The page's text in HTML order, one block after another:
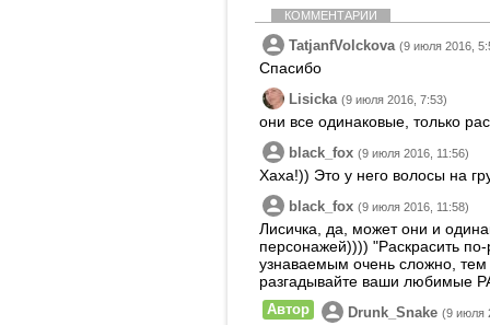
КОММЕНТАРИИ
TatjanfVolckova (9 июля 2016,
Спасибо
Lisicka (9 июля 2016, 7:53)
они все одинаковые, только
black_fox (9 июля 2016, 11:56)
Хаха!)) Это у него волосы на
black_fox (9 июля 2016, 11:58)
Лисичка, да, может они и
персонажей)))) "Раскрасить
узнаваемым очень сложно, тем
разгадывайте ваши любимые
Автор Drunk_Snake (9 июля